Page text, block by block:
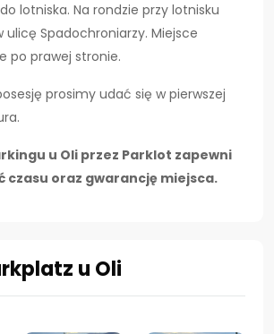
lotniska. Na rondzie przy lotnisku
ulicę Spadochroniarzy. Miejsce
po prawej stronie.
prosimy udać się w pierwszej
u Oli przez Parklot zapewni
czasu oraz gwarancję miejsca.
u Oli